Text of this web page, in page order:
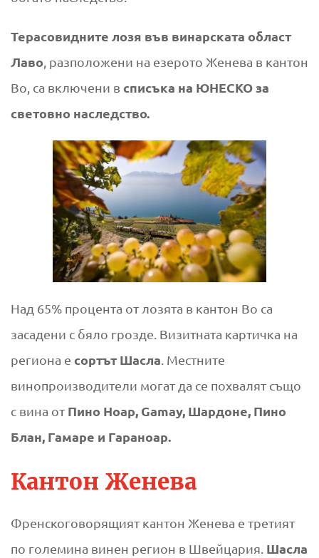
Терасовидните лозя във винарската област
Лаво, разположени на езерото Женева в кантон
Во, са включени в списъка на ЮНЕСКО за
световно наследство.
Над 65% процента от лозята в кантон Во са
засадени с бяло грозде. Визитната картичка на
региона е сортът Шасла . Местните
винопроизводители могат да се похвалят също
с вина от Пино Ноар, Gamay, Шардоне, Пино
Блан, Гамаре и Гараноар.
Кантон Женева
Френскоговорящият кантон Женева е третият
по големина винен регион в Швейцария. Шасла